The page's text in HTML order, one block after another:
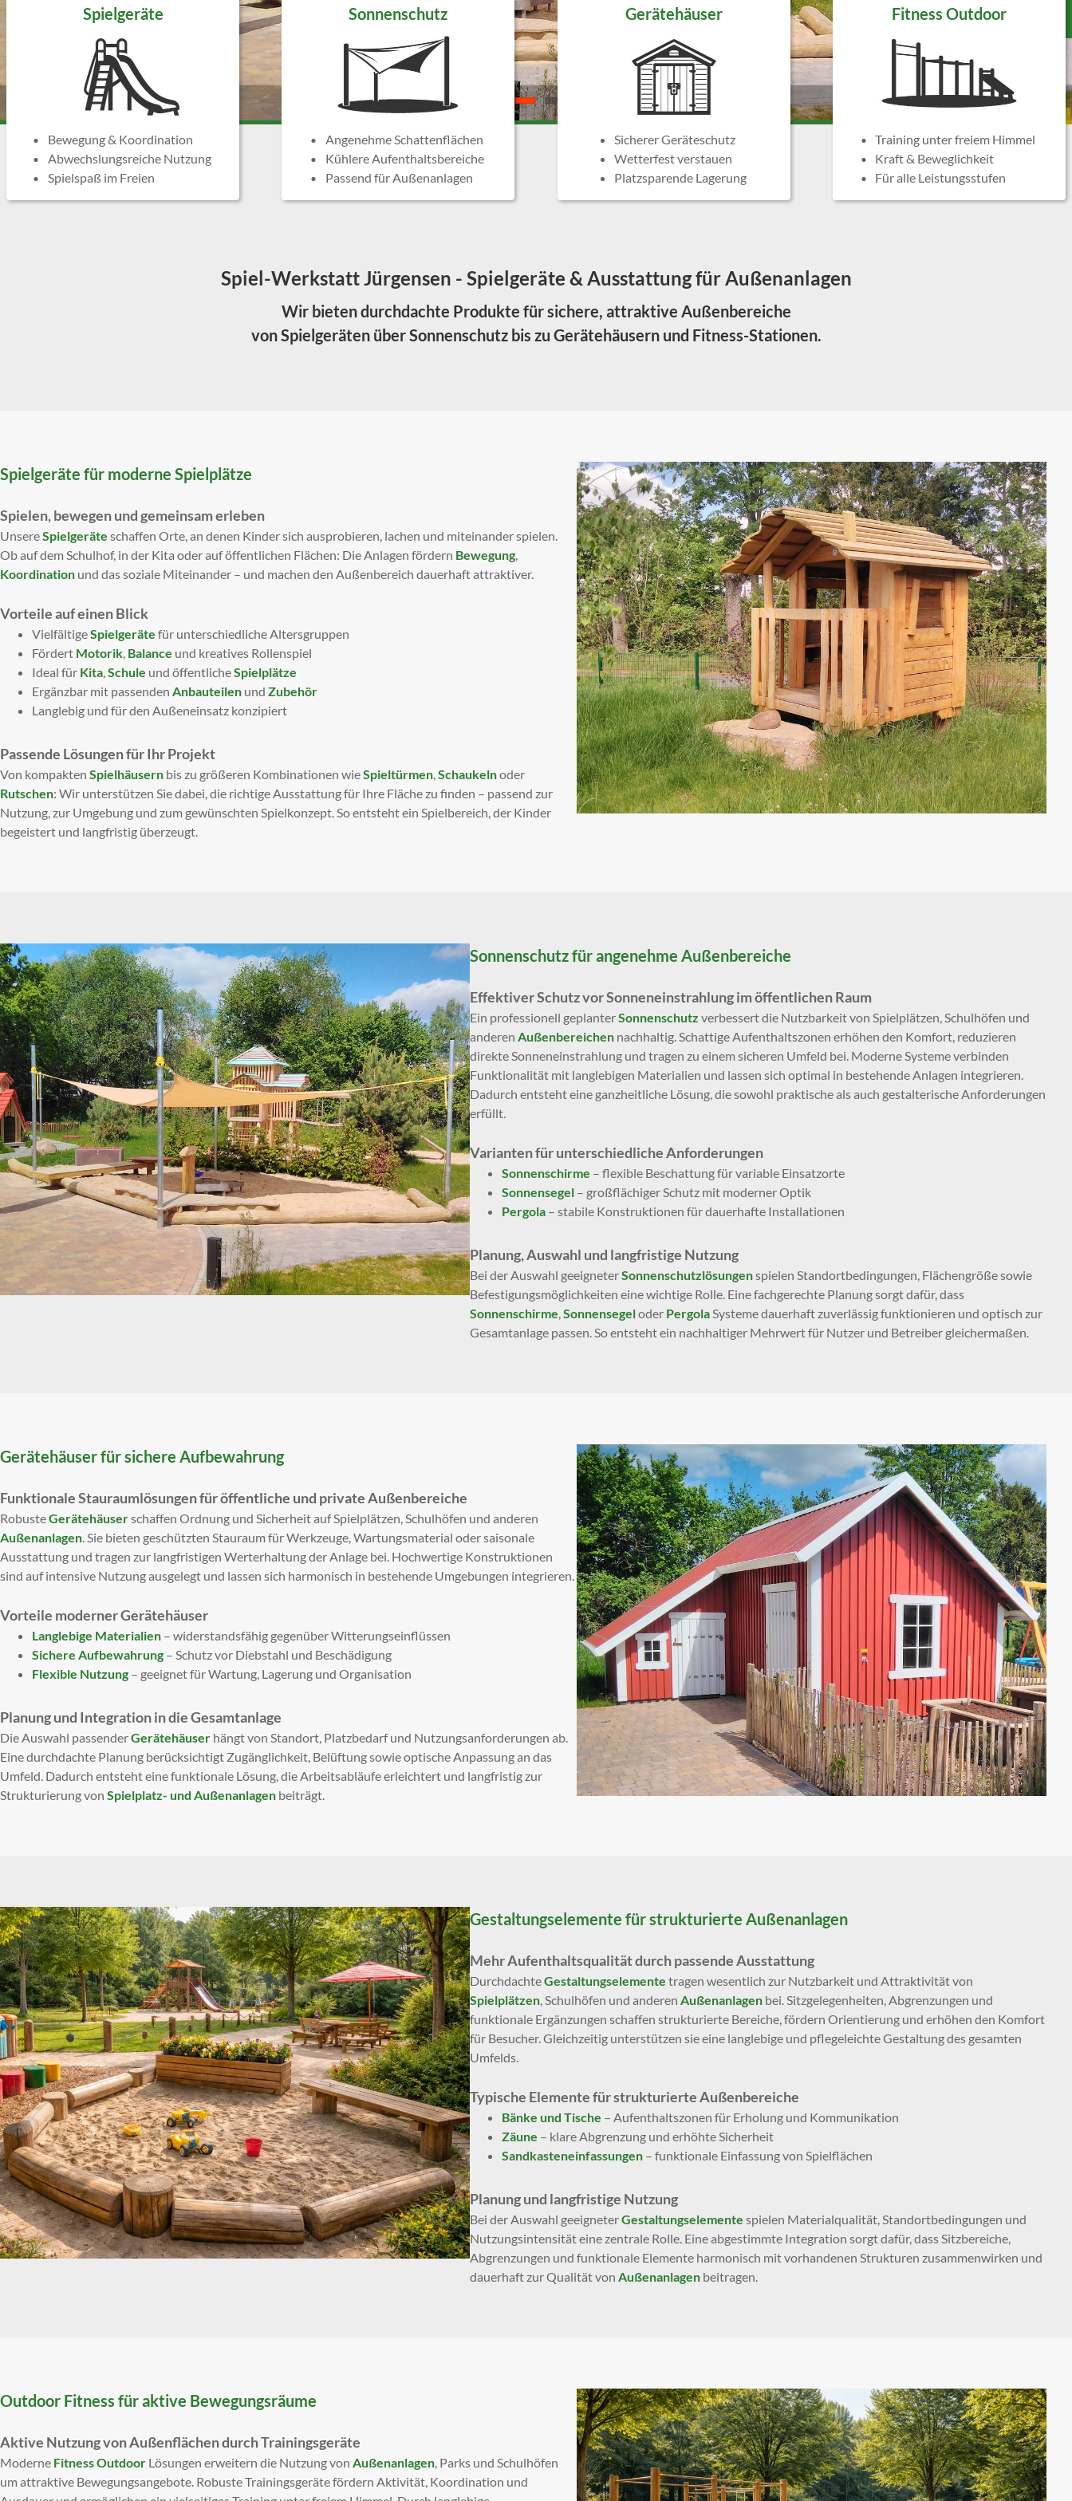
Spielgeräte
Bewegung & Koordination
Abwechslungsreiche Nutzung
Spielspaß im Freien
Sonnenschutz
Angenehme Schattenflächen
Kühlere Aufenthaltsbereiche
Passend für Außenanlagen
Gerätehäuser
Sicherer Geräteschutz
Wetterfest verstauen
Platzsparende Lagerung
Fitness Outdoor
Training unter freiem Himmel
Kraft & Beweglichkeit
Für alle Leistungsstufen
Spiel-Werkstatt Jürgensen - Spielgeräte & Ausstattung für Außenanlagen
Wir bieten durchdachte Produkte für sichere, attraktive Außenbereiche
von Spielgeräten über Sonnenschutz bis zu Gerätehäusern und Fitness-Stationen.
Spielgeräte für moderne Spielplätze
Spielen, bewegen und gemeinsam erleben
UnsereSpielgeräte schaffen Orte, an denen Kinder sich ausprobieren, lachen und miteinander spielen.
Ob auf dem Schulhof, in der Kita oder auf öffentlichen Flächen: Die Anlagen fördern Bewegung
Koordination und das soziale Miteinander – und machen den Außenbereich dauerhaft attraktiver.
Vorteile auf einen Blick
VielfältigeSpielgeräte für unterschiedliche Altersgruppen
Fördert Motorik Balance und kreatives Rollenspiel
Ideal für Kita Schule und öffentlicheSpielplätze
Ergänzbar mit passenden Anbauteilen und Zubehör
Langlebig und für den Außeneinsatz konzipiert
Passende Lösungen für Ihr Projekt
Von kompakten Spielhäusern bis zu größeren Kombinationen wieSpieltürmen Schaukelnoder
Rutschen: Wir unterstützen Sie dabei, die richtige Ausstattung für Ihre Fläche zu finden – passend zur
Nutzung, zur Umgebung und zum gewünschten Spielkonzept. So entsteht ein Spielbereich, der Kinder
begeistert und langfristig überzeugt.
Sonnenschutz für angenehme Außenbereiche
Effektiver Schutz vor Sonneneinstrahlung im öffentlichen Raum
Ein professionell geplanterSonnenschutz verbessert die Nutzbarkeit von Spielplätzen, Schulhöfen und
anderen Außenbereichennachhaltig. Schattige Aufenthaltszonen erhöhen den Komfort, reduzieren
direkte Sonneneinstrahlung und tragen zu einem sicheren Umfeld bei. Moderne Systeme verbinden
Funktionalität mit langlebigen Materialien und lassen sich optimal in bestehende Anlagen integrieren.
Dadurch entsteht eine ganzheitliche Lösung, die sowohl praktische als auch gestalterische Anforderungen
erfüllt.
Varianten für unterschiedliche Anforderungen
Sonnenschirme – flexible Beschattung für variable Einsatzorte
Sonnensegel– großflächiger Schutz mit moderner Optik
Pergola– stabile Konstruktionen für dauerhafte Installationen
Planung, Auswahl und langfristige Nutzung
Bei der Auswahl geeigneterSonnenschutzlösungenspielen Standortbedingungen, Flächengröße sowie
Befestigungsmöglichkeiten eine wichtige Rolle. Eine fachgerechte Planung sorgt dafür, dass
Sonnenschirme Sonnensegeloder PergolaSysteme dauerhaft zuverlässig funktionieren und optisch zur
Gesamtanlage passen. So entsteht ein nachhaltiger Mehrwert für Nutzer und Betreiber gleichermaßen.
Gerätehäuser für sichere Aufbewahrung
Funktionale Stauraumlösungen für öffentliche und private Außenbereiche
RobusteGerätehäuserschaffen Ordnung und Sicherheit auf Spielplätzen, Schulhöfen und anderen
Außenanlagen . Sie bieten geschützten Stauraum für Werkzeuge, Wartungsmaterial oder saisonale
Ausstattung und tragen zur langfristigen Werterhaltung der Anlage bei. Hochwertige Konstruktionen
sind auf intensive Nutzung ausgelegt und lassen sich harmonisch in bestehende Umgebungen integrieren.
Vorteile moderner Gerätehäuser
Langlebige Materialien – widerstandsfähig gegenüber Witterungseinflüssen
Sichere Aufbewahrung – Schutz vor Diebstahl und Beschädigung
Flexible Nutzung – geeignet für Wartung, Lagerung und Organisation
Planung und Integration in die Gesamtanlage
Die Auswahl passenderGerätehäuser hängt von Standort, Platzbedarf und Nutzungsanforderungen ab.
Eine durchdachte Planung berücksichtigt Zugänglichkeit, Belüftung sowie optische Anpassung an das
Umfeld. Dadurch entsteht eine funktionale Lösung, die Arbeitsabläufe erleichtert und langfristig zur
Strukturierung von Spielplatz- und Außenanlagen beiträgt.
Gestaltungselemente für strukturierte Außenanlagen
Mehr Aufenthaltsqualität durch passende Ausstattung
DurchdachteGestaltungselemente tragen wesentlich zur Nutzbarkeit und Attraktivität von
Spielplätzen, Schulhöfen und anderen Außenanlagenbei. Sitzgelegenheiten, Abgrenzungen und
funktionale Ergänzungen schaffen strukturierte Bereiche, fördern Orientierung und erhöhen den Komfort
für Besucher. Gleichzeitig unterstützen sie eine langlebige und pflegeleichte Gestaltung des gesamten
Umfelds.
Typische Elemente für strukturierte Außenbereiche
Bänke und Tische – Aufenthaltszonen für Erholung und Kommunikation
Zäune – klare Abgrenzung und erhöhte Sicherheit
Sandkasteneinfassungen– funktionale Einfassung von Spielflächen
Planung und langfristige Nutzung
Bei der Auswahl geeigneterGestaltungselemente spielen Materialqualität, Standortbedingungen und
Nutzungsintensität eine zentrale Rolle. Eine abgestimmte Integration sorgt dafür, dass Sitzbereiche,
Abgrenzungen und funktionale Elemente harmonisch mit vorhandenen Strukturen zusammenwirken und
dauerhaft zur Qualität von Außenanlagenbeitragen.
Outdoor Fitness für aktive Bewegungsräume
Aktive Nutzung von Außenflächen durch Trainingsgeräte
Moderne Fitness Outdoor Lösungen erweitern die Nutzung von Außenanlagen , Parks und Schulhöfen
um attraktive Bewegungsangebote. Robuste Trainingsgeräte fördern Aktivität, Koordination und